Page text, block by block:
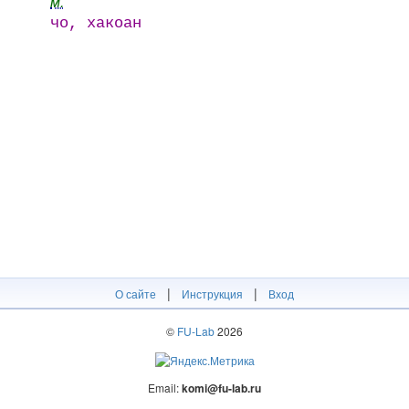
чо, хакоан
О сайте | Инструкция | Вход
© FU-Lab2026
Email:komi@fu-lab.ru